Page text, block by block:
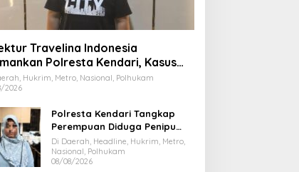
Travelina Indonesia
Polresta Kendari, Kasus
Jemaah Umrah Masuk
Baru
Hukrim, Metro, Nasional, Polhukam
2026
Polresta Kendari Tangkap
Perempuan Diduga Penipu
Proyek, Korban Rugi Rp588,1
Juta
Di Daerah, Headline, Hukrim, Metro,
Nasional, Polhukam
08/08/2026